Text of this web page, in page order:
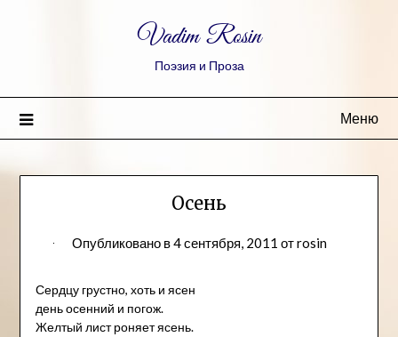
Vadim Rosin
Поэзия и Проза
Меню
Осень
Опубликовано в4 сентября, 2011 отrosin
Сердцу грустно, хоть и ясен
день осенний и погож.
Желтый лист роняет ясень.